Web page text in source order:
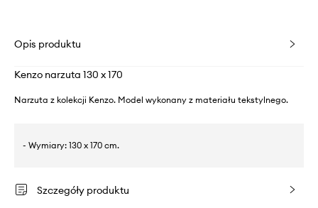
Opis produktu
Kenzo narzuta 130 x 170
Narzuta z kolekcji Kenzo. Model wykonany z materiału tekstylnego.
- Wymiary: 130 x 170 cm.
Szczegóły produktu